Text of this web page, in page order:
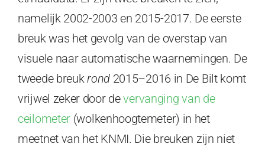
namelijk 2002-2003 en 2015-2017. De eerste
breuk was het gevolg van de overstap van
visuele naar automatische waarnemingen. De
tweede breukrond 2015–2016 in De Bilt komt
vrijwel zeker door devervanging van de
ceilometer (wolkenhoogtemeter) in het
meetnet van het KNMI. Die breuken zijn niet